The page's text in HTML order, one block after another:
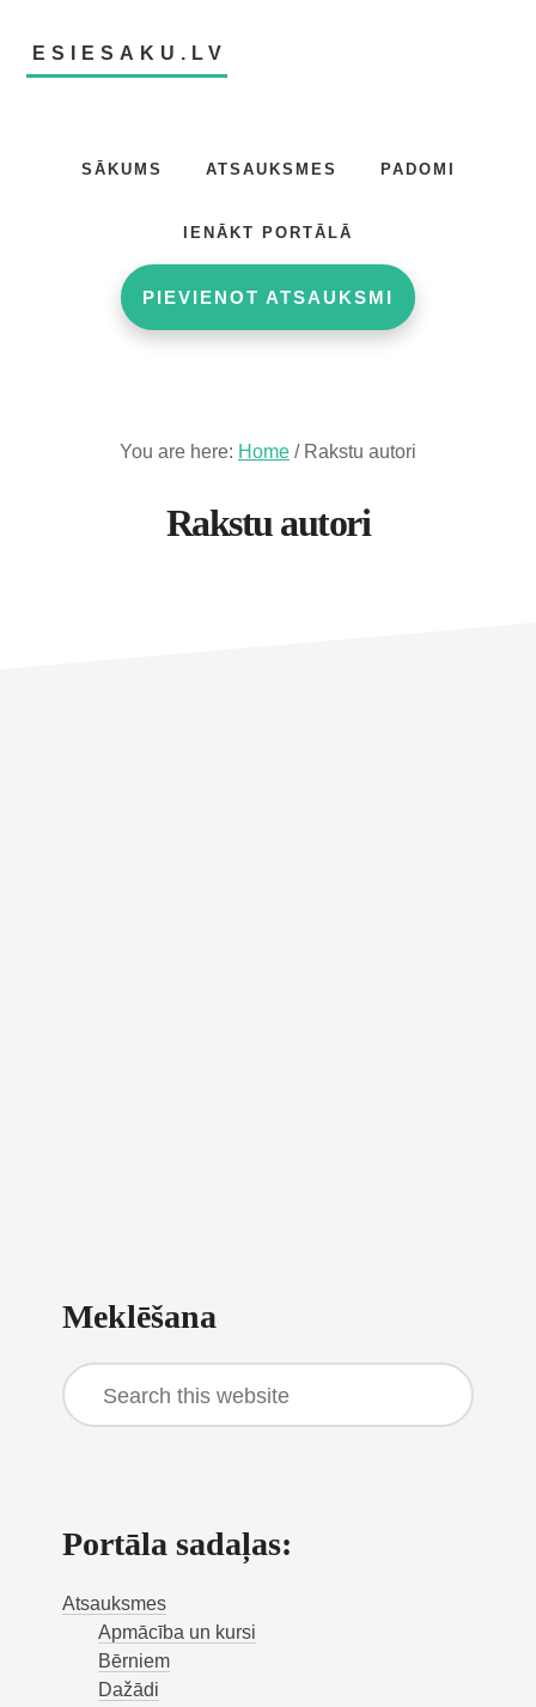
main
primary
footerESIESAKU.LV
SĀKUMS ATSAUKSMES PADOMI
IENĀKT PORTĀLĀ
PIEVIENOT ATSAUKSMI
You are here: Home /Rakstu autori
Rakstu autori
Sidebar
Meklēšana
Search
this
website
Portāla sadaļas:
Atsauksmes
Apmācība un kursi
Bērniem
Dažādi